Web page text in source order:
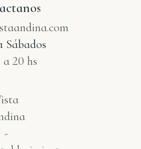
Sábados
a 20 hs